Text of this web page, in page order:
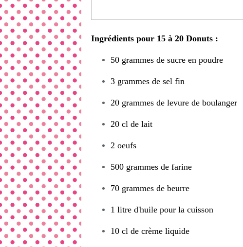
Ingrédients pour 15 à 20 Donuts :
50 grammes de sucre en poudre
3 grammes de sel fin
20 grammes de levure de boulanger
20 cl de lait
2 oeufs
500 grammes de farine
70 grammes de beurre
1 litre d'huile pour la cuisson
10 cl de crème liquide